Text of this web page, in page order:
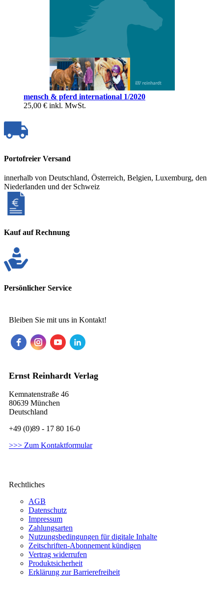
mensch & pferd international 1/2020
25,00 € inkl. MwSt.
Portofreier Versand
innerhalb von Deutschland, Österreich, Belgien, Luxemburg, den
Niederlanden und der Schweiz
Kauf auf Rechnung
Persönlicher Service
Bleiben Sie mit uns in Kontakt!
Ernst Reinhardt Verlag
Kemnatenstraße 46
80639 München
Deutschland
+49 (0)89 - 17 80 16-0
>>> Zum Kontaktformular
Rechtliches
AGB
Datenschutz
Impressum
Zahlungsarten
Nutzungsbedingungen für digitale Inhalte
Zeitschriften-Abonnement kündigen
Vertrag widerrufen
Produktsicherheit
Erklärung zur Barrierefreiheit